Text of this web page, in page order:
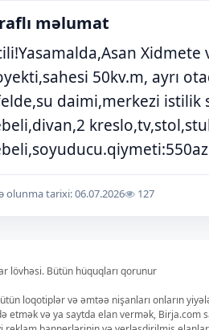
məlumat
50kv.m, ayrı
daimi,merkezi
olunma tarixi: 06.07.2026 127
lövhəsi. Bütün hüquqları qorunur
loqotiplər və əmtəə nişanları onların
etmək və ya saytda elan vermək, Birja.com